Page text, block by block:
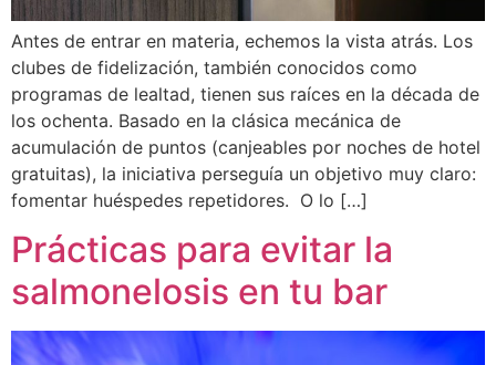
Antes de entrar en materia, echemos la vista atrás. Los
clubes de fidelización, también conocidos como
programas de lealtad, tienen sus raíces en la década de
los ochenta. Basado en la clásica mecánica de
acumulación de puntos (canjeables por noches de hotel
gratuitas), la iniciativa perseguía un objetivo muy claro:
fomentar huéspedes repetidores. O lo […]
Prácticas para evitar la
salmonelosis en tu bar